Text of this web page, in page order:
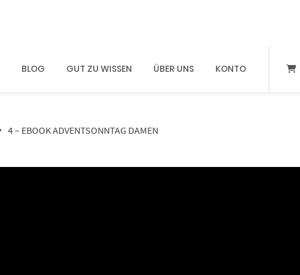
BLOG GUT ZU WISSEN ÜBER UNS KONTO
4 – EBOOK ADVENTSONNTAG DAMEN